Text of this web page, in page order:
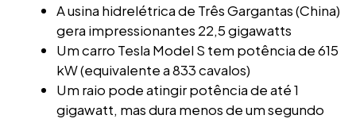
A usina hidrelétrica de Três Gargantas (China)
gera impressionantes 22,5 gigawatts
Um carro Tesla Model S tem potência de 615
kW (equivalente a 833 cavalos)
Um raio pode atingir potência de até 1
gigawatt, mas dura menos de um segundo